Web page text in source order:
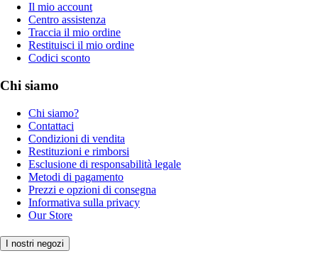
Il mio account
Centro assistenza
Traccia il mio ordine
Restituisci il mio ordine
Codici sconto
Chi siamo
Chi siamo?
Contattaci
Condizioni di vendita
Restituzioni e rimborsi
Esclusione di responsabilità legale
Metodi di pagamento
Prezzi e opzioni di consegna
Informativa sulla privacy
Our Store
I nostri negozi